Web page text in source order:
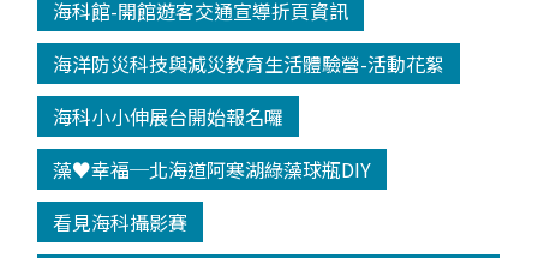
海科館-開館遊客交通宣導折頁資訊
海洋防災科技與減災教育生活體驗營-活動花絮
海科小小伸展台開始報名囉
藻♥幸福─北海道阿寒湖綠藻球瓶DIY
看見海科攝影賽